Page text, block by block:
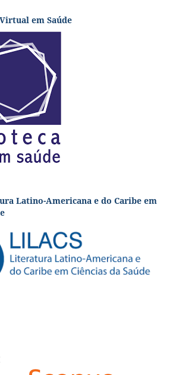
em Saúde
Latino-Americana e do Caribe em